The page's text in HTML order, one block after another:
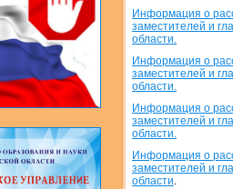
Информация о
заместителей и
области.
Информация о
заместителей и
области.
Информация о
заместителей и
области.
Информация о
заместителей и
области.